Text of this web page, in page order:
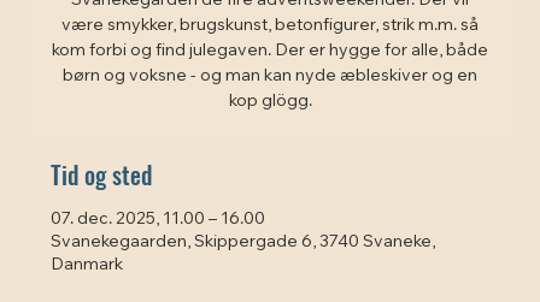
være smykker, brugskunst, betonfigurer, strik m.m. så
kom forbi og find julegaven. Der er hygge for alle, både
børn og voksne - og man kan nyde æbleskiver og en
kop glögg.
Tid og sted
07. dec. 2025, 11.00 – 16.00
Svanekegaarden, Skippergade 6, 3740 Svaneke,
Danmark